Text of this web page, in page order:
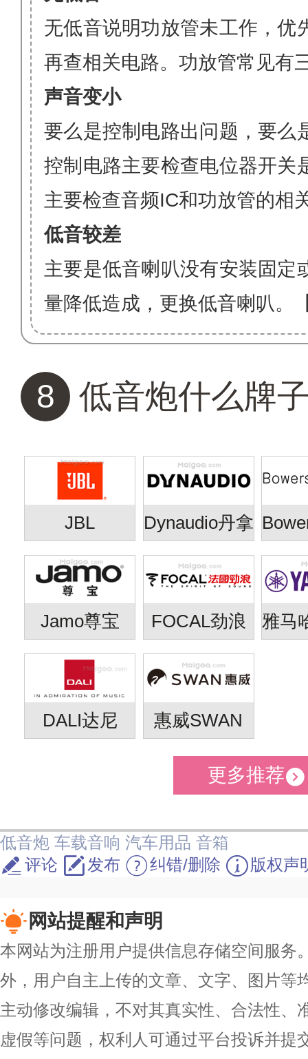
无低音说明功放管未工作，优
再查相关电路。功放管常见有
声音变小
要么是控制电路出问题，要么
控制电路主要检查电位器开关
主要检查音频IC和功放管的相
低音较差
主要是低音喇叭没有安装固定
量降低造成，更换低音喇叭。
8 低音炮什么牌
JBL Dynaudio丹拿
Jamo尊宝 FOCAL劲浪
DALI达尼 惠威SWAN
更多推荐
低音炮 车载音响 汽车用品 音箱
评论
发布 纠错/删除 版权声
网站提醒和声明
本网站为注册用户提供信息存储空间服务
外，用户自主上传的文章、文字、图片等
主动修改编辑，不对其真实性、合法性、
虚假等问题，权利人可通过平台投诉并提